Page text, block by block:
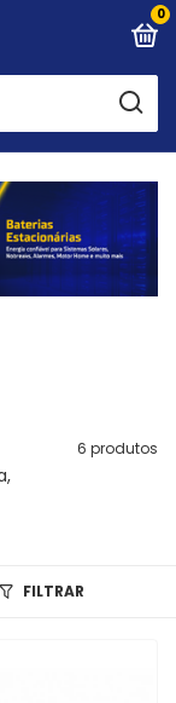
0
6 produtos
FILTRAR